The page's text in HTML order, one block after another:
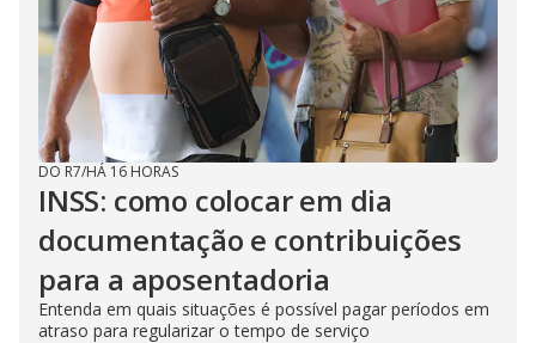
DO R7/HÁ 16 HORAS
INSS: como colocar em dia
documentação e contribuições
para a aposentadoria
Entenda em quais situações é possível pagar períodos em
atraso para regularizar o tempo de serviço